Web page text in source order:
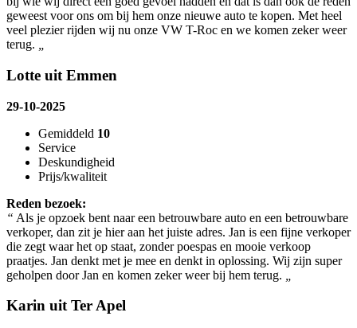
geweest voor ons om bij hem onze nieuwe auto te kopen. Met heel
veel plezier rijden wij nu onze VW T-Roc en we komen zeker weer
terug.
Lotte uit Emmen
29-10-2025
Gemiddeld 10
Service
Deskundigheid
Prijs/kwaliteit
Reden bezoek:
“ Als je opzoek bent naar een betrouwbare auto en een betrouwbare
verkoper, dan zit je hier aan het juiste adres. Jan is een fijne verkoper
die zegt waar het op staat, zonder poespas en mooie verkoop
praatjes. Jan denkt met je mee en denkt in oplossing. Wij zijn super
geholpen door Jan en komen zeker weer bij hem terug.
Karin uit Ter Apel